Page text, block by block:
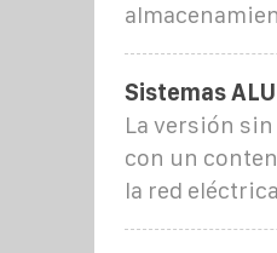
Sistemas
La versión
con un
la red